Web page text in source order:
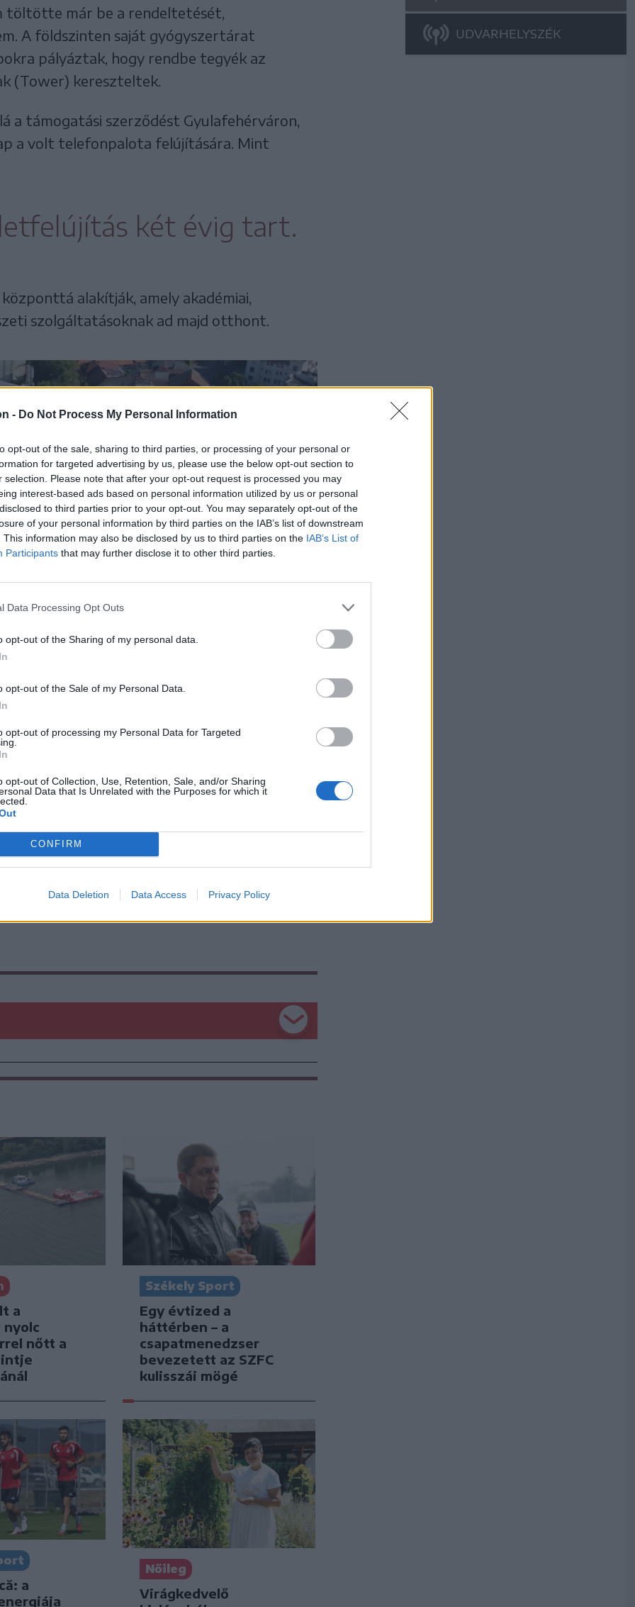
- Do Not Process My Personal Information
opt-out of the sale, sharing to third parties, or processing of your personal or
for targeted advertising by us, please use the below opt-out section to
selection. Please note that after your opt-out request is processed you may
interest-based ads based on personal information utilized by us or personal
to third parties prior to your opt-out. You may separately opt-out of the
of your personal information by third parties on the IAB’s list of downstream
This information may also be disclosed by us to third parties on the IAB’s List of
Participants that may further disclose it to other third parties.
Data Processing Opt Outs
opt-out of the Sharing of my personal data.
opt-out of the Sale of my Personal Data.
opt-out of processing my Personal Data for Targeted
opt-out of Collection, Use, Retention, Sale, and/or Sharing
Data that Is Unrelated with the Purposes for which it
CONFIRM
Data Deletion Data Access Privacy Policy
töltötte már be a rendeltetését,
A földszinten saját gyógyszertárat
pályáztak, hogy rendbe tegyék az
(Tower) kereszteltek.
a támogatási szerződést Gyulafehérváron,
a volt telefonpalota felújítására. Mint
két évig tart.
alakítják, amely akadémiai,
szolgáltatásoknak ad majd otthont.
hőszigetelést, a fűtési, szellőztetési és
intelligens energiagazdálkodási
telepítését, valamint a világítási
alakítják.
Oktatás Egészségügy
UDVARHELYSZÉK
a
nőtt a
Székely Sport
Egy évtized a
háttérben – a
csapatmenedzser
bevezetett az SZFC
kulisszái mögé
a
Nőileg
Virágkedvelő